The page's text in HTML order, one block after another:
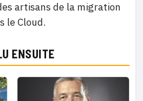
artisans de la migration
le Cloud.
ENSUITE